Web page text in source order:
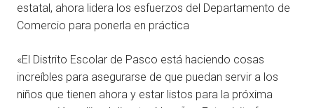
estatal, ahora lidera los esfuerzos del Departamento de
Comercio para ponerla en práctica
«El Distrito Escolar de Pasco está haciendo cosas
increíbles para asegurarse de que puedan servir a los
niños que tienen ahora y estar listos para la próxima